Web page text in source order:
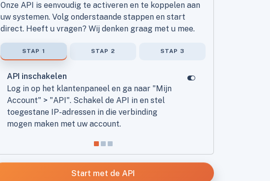
Onze API is eenvoudig te activeren en te koppelen aan
uw systemen. Volg onderstaande stappen en start
direct. Heeft u vragen? Wij denken graag met u mee.
STAP 1 STAP 2 STAP 3
API inschakelen
Log in op het klantenpaneel en ga naar "Mijn
Account" > "API". Schakel de API in en stel
toegestane IP-adressen in die verbinding
mogen maken met uw account.
Start met de API